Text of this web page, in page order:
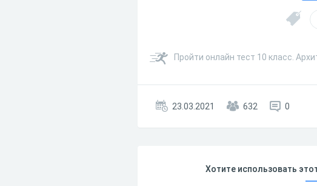
Пройти онлайн тест 10 класс.
23.03.2021 632 0
Хотите использовать